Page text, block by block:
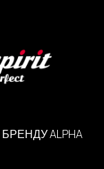
БРЕНДУALPHA